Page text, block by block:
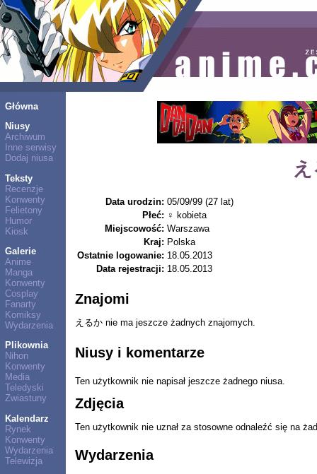
Główna
Niusy
Archiwum
Inne serwisy
Dodaj niusa
Teksty
Recenzje
Konwenty
Felietony
Humor
Kiosk
Galerie
Anime
Manga
Konwenty
Cosplay
Fanarty
Komiksy
Wydarzenia
Plikownia
Nihon
Konwenty
Media
Teledyski
Zwiastuny
Kalendarz
Rynek
Konwenty
Wydarzenia
Telewizja
Data urodzin: 05/09/99 (27 lat)
Płeć: ♀ kobieta
Miejscowość: Warszawa
Kraj: Polska
Ostatnie logowanie: 18.05.2013
Data rejestracji: 18.05.2013
Znajomi
えるか nie ma jeszcze żadnych znajomych.
Niusy i komentarze
Ten użytkownik nie napisał jeszcze żadnego niusa.
Zdjęcia
Ten użytkownik nie uznał za stosowne odnaleźć się na
Wydarzenia